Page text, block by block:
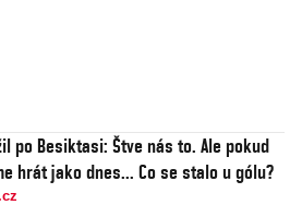
po Besiktasi: Štve nás to. Ale pokud
hrát jako dnes... Co se stalo u gólu?